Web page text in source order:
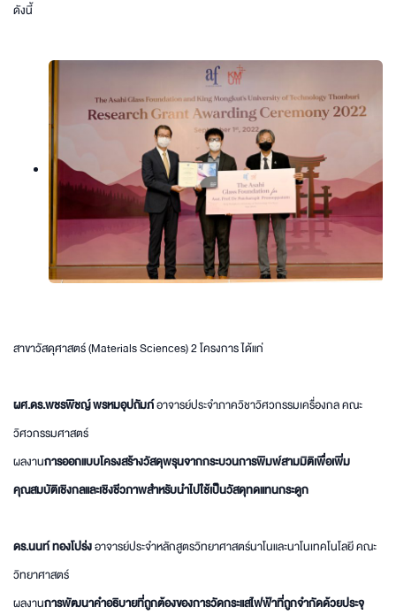
ดังนี้
สาขาวัสดุศาสตร์ (Materials Sciences) 2 โครงการ ได้แก่
ผศ.ดร.พชรพิชญ์ พรหมอุปถัมภ์อาจารย์ประจำภาควิชาวิศวกรรมเครื่องกล คณะ
วิศวกรรมศาสตร์
ผลงานการออกแบบโครงสร้างวัสดุพรุนจากกระบวนการพิมพ์สามมิติเพื่อเพิ่ม
คุณสมบัติเชิงกลและเชิงชีวภาพสำหรับนำไปใช้เป็นวัสดุทดแทนกระดูก
ดร.นนท์ ทองโปร่งอาจารย์ประจำหลักสูตรวิทยาศาสตร์นาโนและนาโนเทคโนโลยี คณะ
วิทยาศาสตร์
ผลงานการพัฒนาคำอธิบายที่ถูกต้องของการวัดกระแสไฟฟ้าที่ถูกจำกัดด้วยประจุ